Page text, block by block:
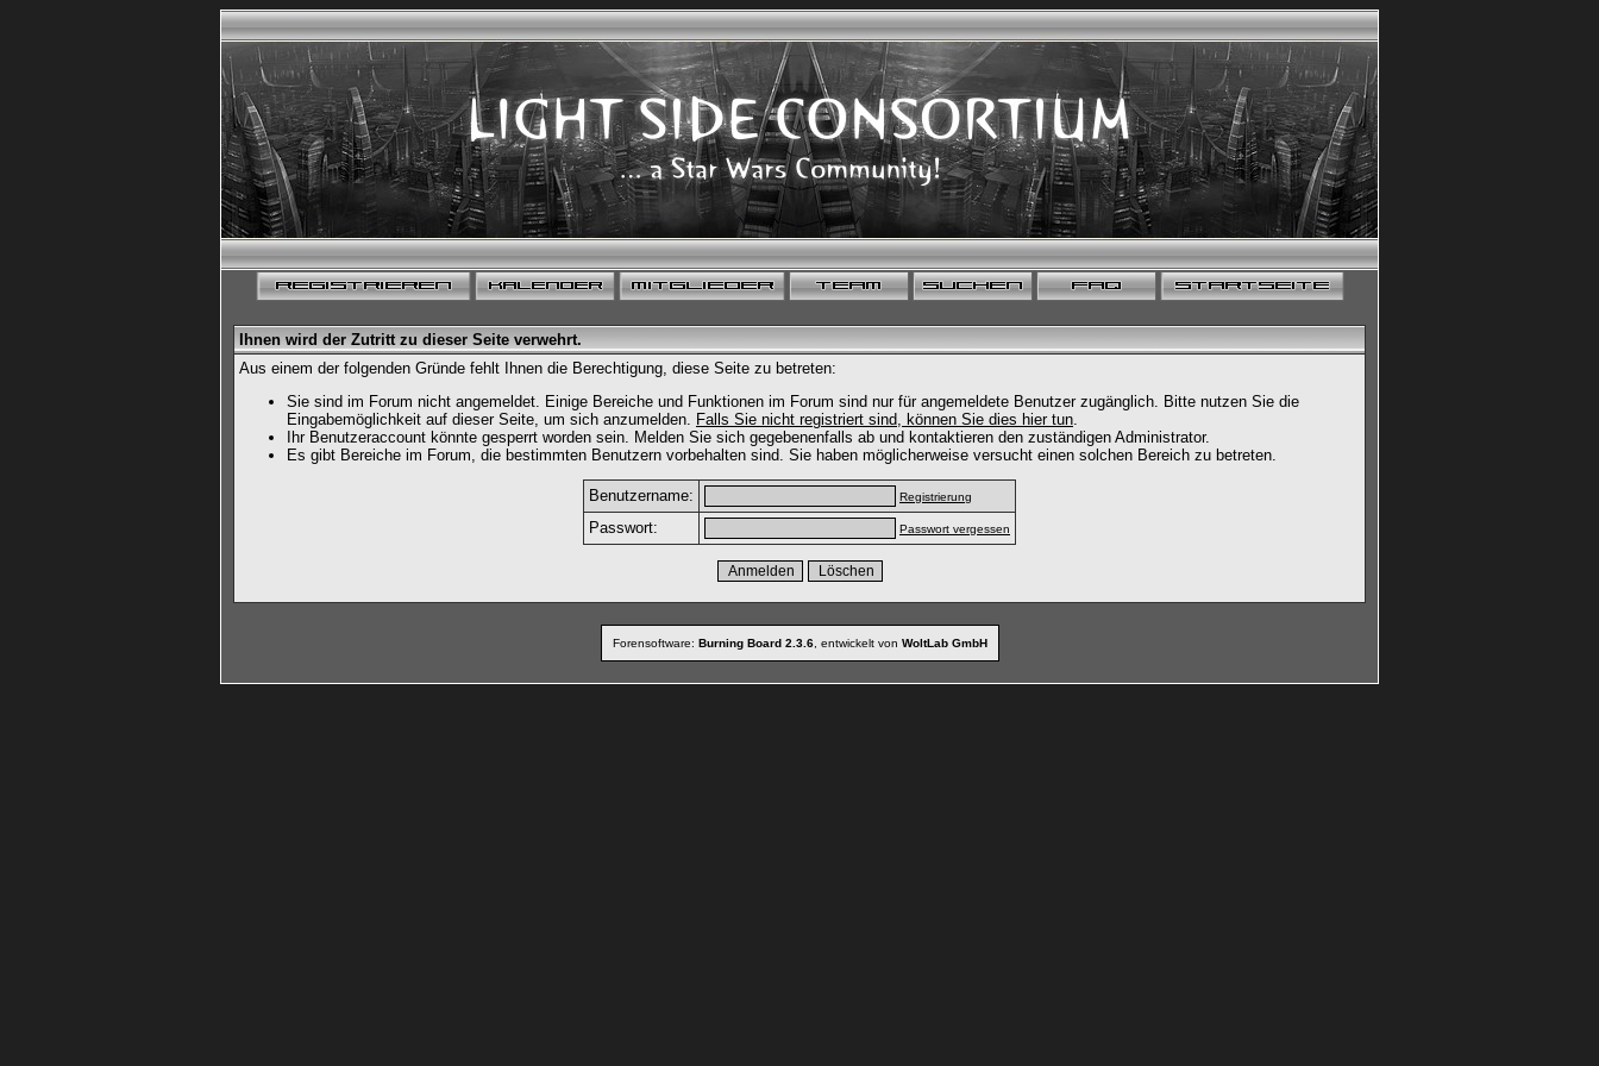
Ihnen wird der Zutritt zu dieser Seite verwehrt.
Aus einem der folgenden Gründe fehlt Ihnen die Berechtigung, diese Seite zu betreten:
Sie sind im Forum nicht angemeldet. Einige Bereiche und Funktionen im Forum sind nur für angemeldete Benutzer zugänglich. Bitte nutzen Sie die
Eingabemöglichkeit auf dieser Seite, um sich anzumelden. Falls Sie nicht registriert sind, können Sie dies hier tun.
Ihr Benutzeraccount könnte gesperrt worden sein. Melden Sie sich gegebenenfalls ab und kontaktieren den zuständigen Administrator.
Es gibt Bereiche im Forum, die bestimmten Benutzern vorbehalten sind. Sie haben möglicherweise versucht einen solchen Bereich zu betreten.
Benutzername: Registrierung
Passwort: Passwort vergessen
Forensoftware: Burning Board 2.3.6, entwickelt von WoltLab GmbH